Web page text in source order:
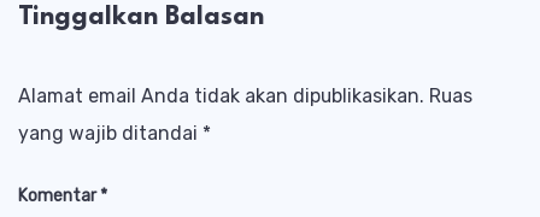
Tinggalkan Balasan
Alamat email Anda tidak akan dipublikasikan. Ruas
yang wajib ditandai *
Komentar*